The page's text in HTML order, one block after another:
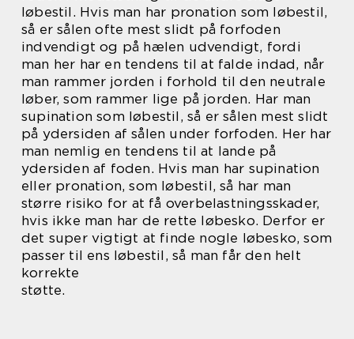
løbestil. Hvis man har pronation som løbestil,
så er sålen ofte mest slidt på forfoden
indvendigt og på hælen udvendigt, fordi
man her har en tendens til at falde indad, når
man rammer jorden i forhold til den neutrale
løber, som rammer lige på jorden. Har man
supination som løbestil, så er sålen mest slidt
på ydersiden af sålen under forfoden. Her har
man nemlig en tendens til at lande på
ydersiden af foden. Hvis man har supination
eller pronation, som løbestil, så har man
større risiko for at få overbelastningsskader,
hvis ikke man har de rette løbesko. Derfor er
det super vigtigt at finde nogle løbesko, som
passer til ens løbestil, så man får den helt
korrekte
støtte.